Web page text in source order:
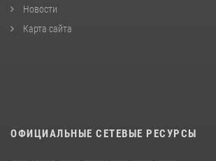
Новости
Карта сайта
ОФИЦИАЛЬНЫЕ СЕТЕВЫЕ РЕСУРСЫ